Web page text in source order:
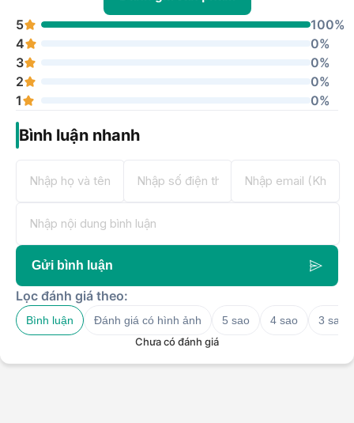
5
100%
4
0%
3
0%
2
0%
1
0%
Bình luận nhanh
Gửi bình luận
Lọc đánh giá theo:
Bình luận Đánh giá có hình ảnh 5 sao 4 sao
3 sao
Chưa có đánh giá